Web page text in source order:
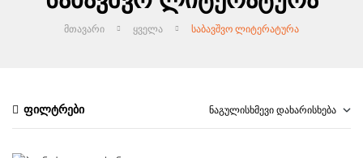
ᲛᲗᲐᲕᲐᲠᲘ ᲧᲕᲔᲚᲐ ᲡᲐᲑᲐᲕᲨᲕᲝ ᲚᲘᲢᲔᲠᲐᲢᲣᲠᲐ
ფილტრები